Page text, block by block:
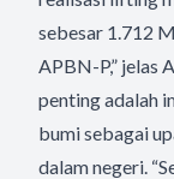
sebesar 1.712
APBN-P,” jelas
penting adalah
bumi sebagai
dalam negeri.